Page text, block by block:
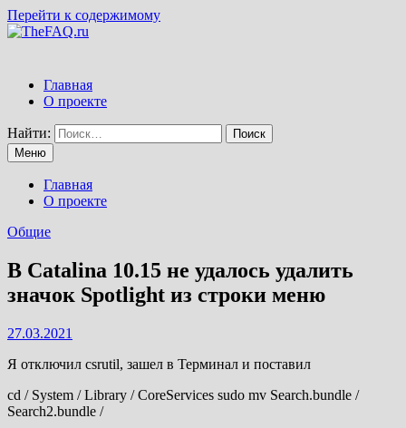
Перейти к содержимому
Главная
О проекте
Найти:
Меню
Главная
О проекте
Общие
В Catalina 10.15 не удалось удалить
значок Spotlight из строки меню
27.03.2021
Я отключил csrutil, зашел в Терминал и поставил
cd / System / Library / CoreServices sudo mv Search.bundle /
Search2.bundle /